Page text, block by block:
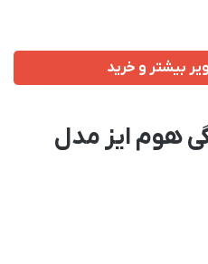
بیشتر و خرید
هوم ایز مدل